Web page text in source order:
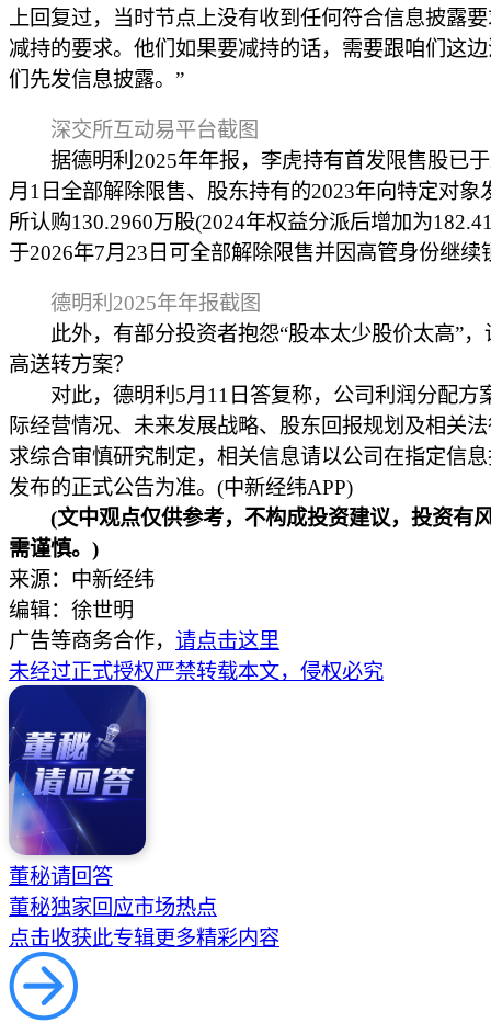
上回复过，当时节点上没有收到任何符合信息披露
减持的要求。他们如果要减持的话，需要跟咱们这
们先发信息披露。”
深交所互动易平台截图
据德明利2025年年报，李虎持有首发限售股已于
月1日全部解除限售、股东持有的2023年向特定对象
所认购130.2960万股(2024年权益分派后增加为
于2026年7月23日可全部解除限售并因高管身份继续
德明利2025年年报截图
此外，有部分投资者抱怨“股本太少股价太高”，
高送转方案？
对此，德明利5月11日答复称，公司利润分配方
际经营情况、未来发展战略、股东回报规划及相关
求综合审慎研究制定，相关信息请以公司在指定信
发布的正式公告为准。(中新经纬APP)
(文中观点仅供参考，不构成投资建议，投资有
需谨慎。)
来源：中新经纬
编辑：徐世明
广告等商务合作， 请点击这里
未经过正式授权严禁转载本文，侵权必究
董秘请回答
董秘独家回应市场热点
点击收获此专辑更多精彩内容